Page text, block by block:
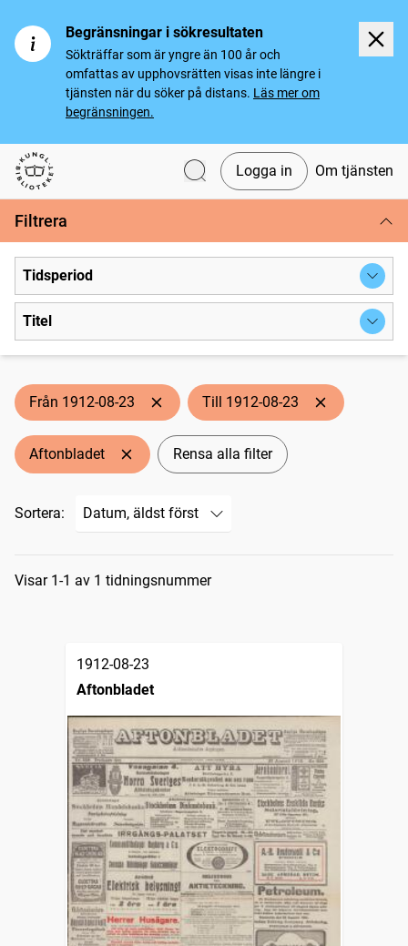
Begränsningar i sökresultaten
Sökträffar som är yngre än 100 år och
omfattas av upphovsrätten visas inte längre i
tjänsten när du söker på distans. Läs mer om
begränsningen.
Svenska tidningar
Logga in Om tjänsten
Filtrera
Tidsperiod
Titel
Från 1912-08-23 Till 1912-08-23
Aftonbladet Rensa alla filter
Sortera:
Sökresultat
Visar 1-1 av 1 tidningsnummer
1912-08-23
Aftonbladet